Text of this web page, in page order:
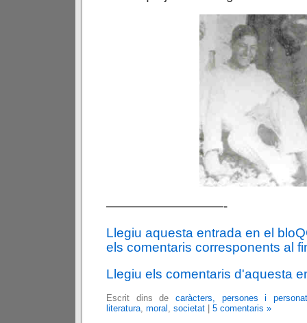
—————————-
Llegiu aquesta entrada en el
els comentaris corresponents al
Llegiu els comentaris d'aquesta
Escrit dins de caràcters, persones i
literatura, moral , societat 5 comentaris »